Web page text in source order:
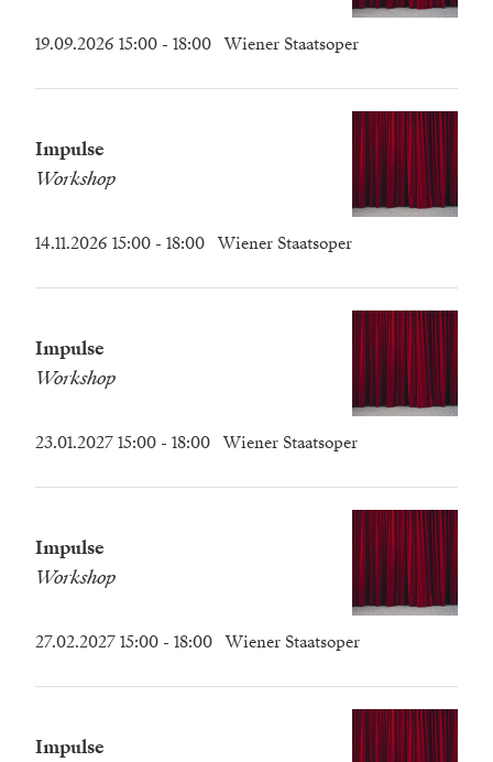
19.09.2026 15:00 - 18:00 Wiener Staatsoper
Impulse
Workshop
14.11.2026 15:00 - 18:00 Wiener Staatsoper
Impulse
Workshop
23.01.2027 15:00 - 18:00 Wiener Staatsoper
Impulse
Workshop
27.02.2027 15:00 - 18:00 Wiener Staatsoper
Impulse